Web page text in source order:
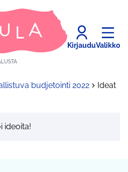
KirjauduValikko
budjetointi 2022 Ideat
ideoita!